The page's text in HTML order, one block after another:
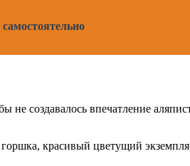
создавалось впечатление
горшка, красивый цветущий